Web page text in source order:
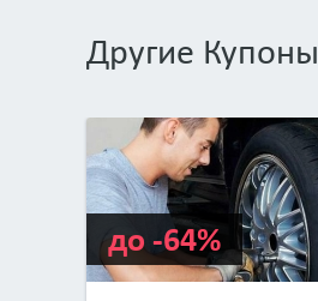
Другие Купоны
до -64%